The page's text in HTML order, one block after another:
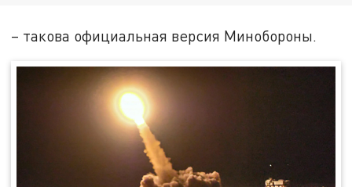
– такова официальная версия Минобороны.